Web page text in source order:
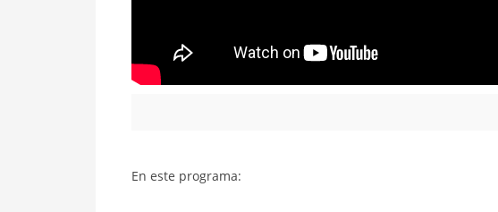
En este programa: